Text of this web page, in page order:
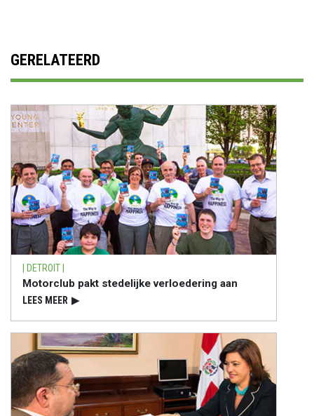
GERELATEERD
| DETROIT |
Motorclub pakt stedelijke verloedering aan
LEES MEER ▶